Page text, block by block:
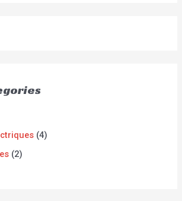
4
2